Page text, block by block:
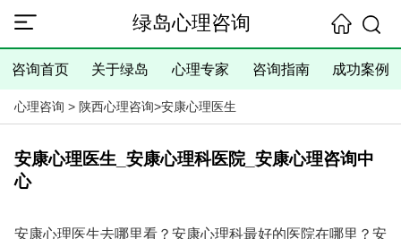
绿岛心理咨询
咨询首页 关于绿岛 心理专家 咨询指南 成功案例
心理咨询 > 陕西心理咨询>安康心理医生
安康心理医生_安康心理科医院_安康心理咨询中
心
安康心理医生去哪里看？安康心理科最好的医院在哪里？安